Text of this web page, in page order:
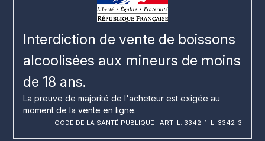
Interdiction de vente de boissons
alcoolisées aux mineurs de moins
de 18 ans.
La preuve de majorité de l'acheteur est exigée au
moment de la vente en ligne.
CODE DE LA SANTÉ PUBLIQUE : ART. L. 3342-1. L. 3342-3